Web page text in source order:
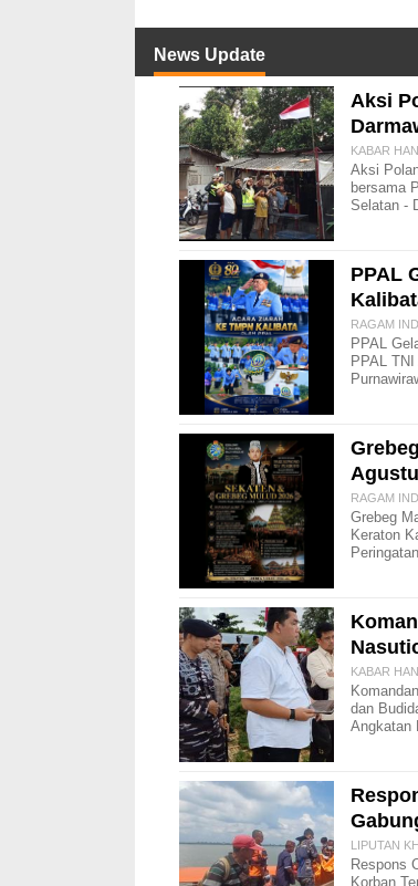
News Update
Aksi
KABAR
Aksi
bersama
Selatan -
PPAL
RAGAM
PPAL
PPAL
RAGAM
Grebeg
Keraton
KABAR
dan
Angkatan
LIPUTAN
Respons
Korban